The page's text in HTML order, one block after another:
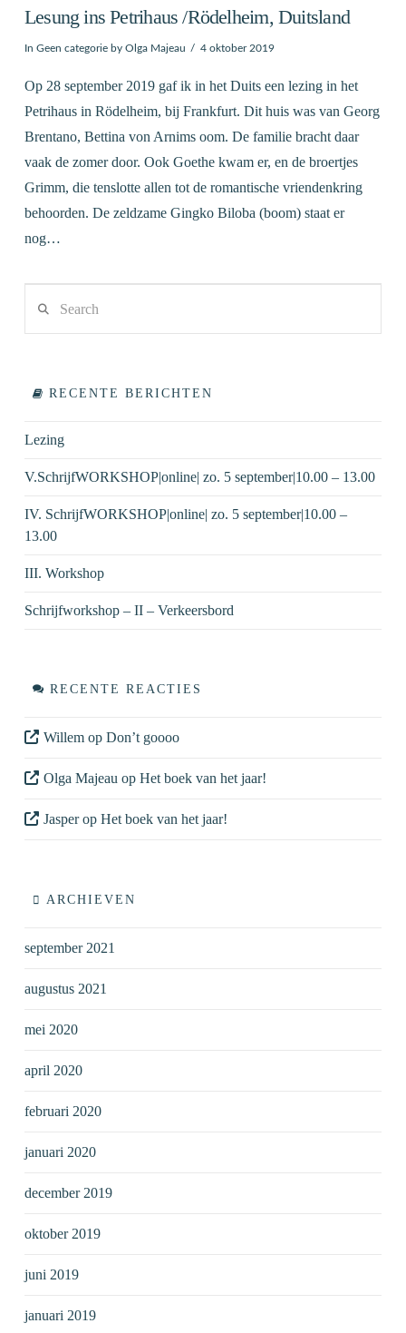
Lesung ins Petrihaus /Rödelheim, Duitsland
In Geen categorieby Olga Majeau 4 oktober 2019
Op 28 september 2019 gaf ik in het Duits een lezing in het
Petrihaus in Rödelheim, bij Frankfurt. Dit huis was van Georg
Brentano, Bettina von Arnims oom. De familie bracht daar
vaak de zomer door. Ook Goethe kwam er, en de broertjes
Grimm, die tenslotte allen tot de romantische vriendenkring
behoorden. De zeldzame Gingko Biloba (boom) staat er
nog…
RECENTE BERICHTEN
Lezing
V.SchrijfWORKSHOP|online| zo. 5 september|10.00 – 13.00
IV. SchrijfWORKSHOP|online| zo. 5 september|10.00 –
13.00
III. Workshop
Schrijfworkshop – II – Verkeersbord
RECENTE REACTIES
Willemop Don’t goooo
Olga Majeau op Het boek van het jaar!
Jasperop Het boek van het jaar!
ARCHIEVEN
september 2021
augustus 2021
mei 2020
april 2020
februari 2020
januari 2020
december 2019
oktober 2019
juni 2019
januari 2019